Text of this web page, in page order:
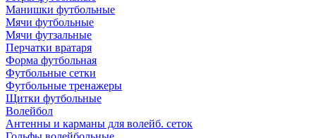
Манишки футбольные
Мячи футбольные
Мячи футзальные
Перчатки вратаря
Форма футбольная
Футбольные сетки
Футбольные тренажеры
Щитки футбольные
Волейбол
Антенны и карманы для волейб. сеток